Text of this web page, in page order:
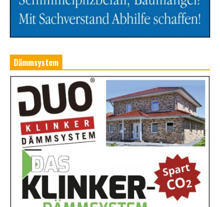
Dämmsystem